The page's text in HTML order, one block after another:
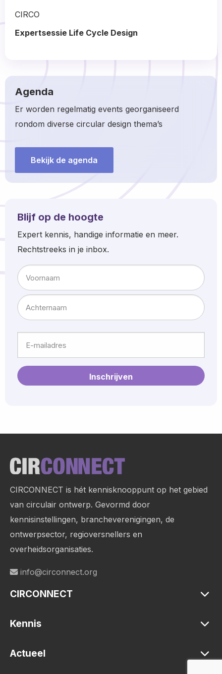
more
CIRCO
Expertsessie Life Cycle Design
Agenda
Er worden regelmatig events georganiseerd
rondom diverse circular design thema’s
Bekijk de agenda
Blijf op de hoogte
Expert kennis, handige informatie en meer.
Rechtstreeks in je inbox.
Naam
Voornaam
Site
footer
CIRCONNECT is hét kennisknooppunt op het gebied
van circulair ontwerp. Gevormd door
kennisinstellingen, brancheverenigingen, de
ontwerpsector, regioversnellers en
overheidsorganisaties.
info@circonnect.org
CIRCONNECT
Kennis
Actueel